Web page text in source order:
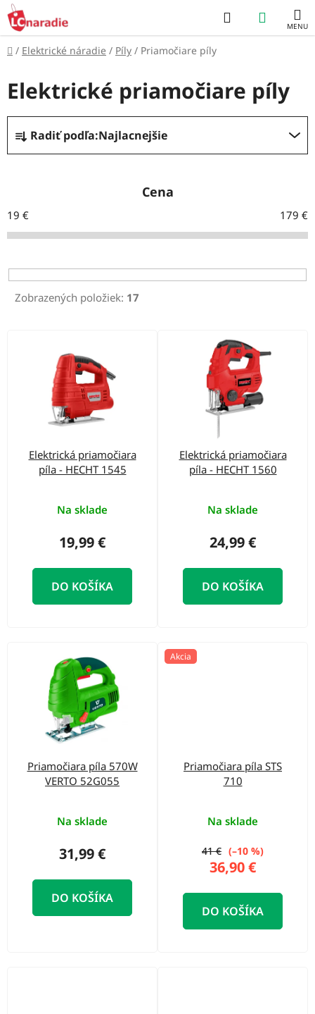
Prejsť
na
obsah
Hľadať
KOŠÍK
Domov
/ Elektrické náradie / Píly / Priamočiare píly
Elektrické priamočiare píly
R
a
n
i
p
r
Radiť podľa:Najlacnejšie
Cena
19 € 179 €
Zobrazených položiek: 17
Elektrická priamočiara
píla - HECHT 1545
Na sklade
19,99 €
DO KOŠÍKA
Elektrická priamočiara
píla - HECHT 1560
Na sklade
24,99 €
DO KOŠÍKA
Priamočiara píla 570W
VERTO 52G055
Na sklade
31,99 €
DO KOŠÍKA
Akcia
Priamočiara píla STS
710
Na sklade
36,90 €
41 € (–10 %)
DO KOŠÍKA